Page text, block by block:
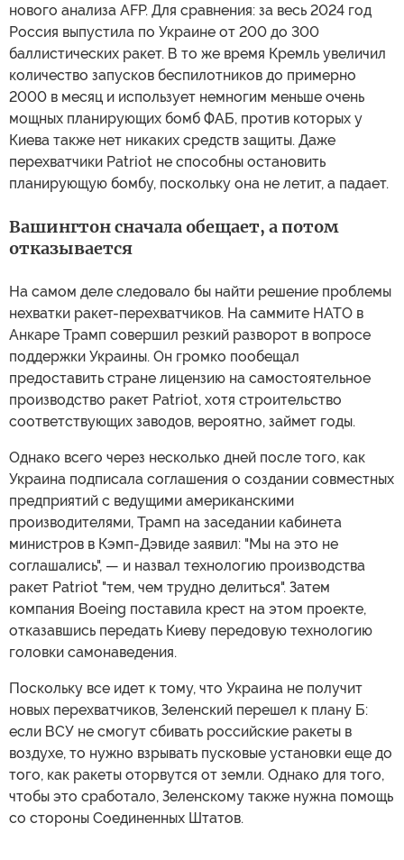
нового анализа AFP. Для сравнения: за весь 2024 год
Россия выпустила по Украине от 200 до 300
баллистических ракет. В то же время Кремль увеличил
количество запусков беспилотников до примерно
2000 в месяц и использует немногим меньше очень
мощных планирующих бомб ФАБ, против которых у
Киева также нет никаких средств защиты. Даже
перехватчики Patriot не способны остановить
планирующую бомбу, поскольку она не летит, а падает.
Вашингтон сначала обещает, а потом
отказывается
На самом деле следовало бы найти решение проблемы
нехватки ракет-перехватчиков. На саммите НАТО в
Анкаре Трамп совершил резкий разворот в вопросе
поддержки Украины. Он громко пообещал
предоставить стране лицензию на самостоятельное
производство ракет Patriot, хотя строительство
соответствующих заводов, вероятно, займет годы.
Однако всего через несколько дней после того, как
Украина подписала соглашения о создании совместных
предприятий с ведущими американскими
производителями, Трамп на заседании кабинета
министров в Кэмп-Дэвиде заявил: "Мы на это не
соглашались", — и назвал технологию производства
ракет Patriot "тем, чем трудно делиться". Затем
компания Boeing поставила крест на этом проекте,
отказавшись передать Киеву передовую технологию
головки самонаведения.
Поскольку все идет к тому, что Украина не получит
новых перехватчиков, Зеленский перешел к плану Б:
если ВСУ не смогут сбивать российские ракеты в
воздухе, то нужно взрывать пусковые установки еще до
того, как ракеты оторвутся от земли. Однако для того,
чтобы это сработало, Зеленскому также нужна помощь
со стороны Соединенных Штатов.